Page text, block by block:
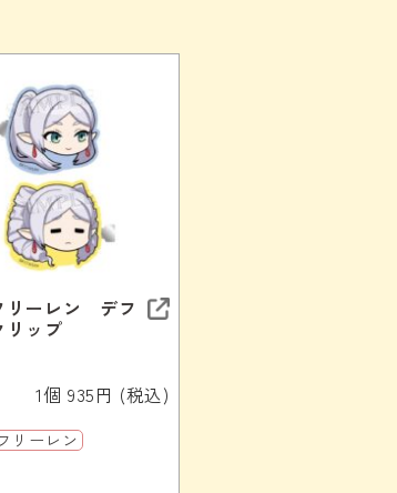
リーレン デフ
リップ
1個 935円 (税込)
リーレン